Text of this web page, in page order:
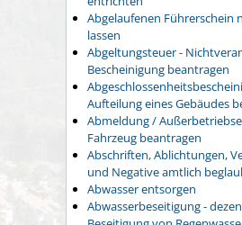
Abgelaufenen Führerschein
lassen
Abgeltungsteuer -
Bescheinigung beantragen
Aufteilung eines Gebäudes
Abmeldung /
Fahrzeug beantragen
Abschriften, Ablichtungen,
und Negative amtlich
Abwasser entsorgen
Abwasserbeseitigung -